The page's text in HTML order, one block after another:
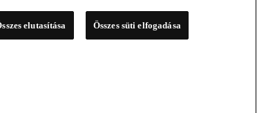
elutasítása Összes süti elfogadása